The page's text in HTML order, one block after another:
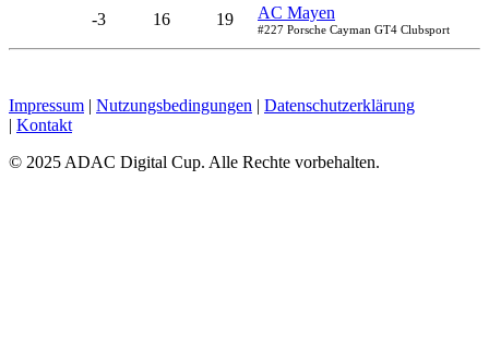
-3 16 19 AC Mayen
#227 Porsche Cayman GT4 Clubsport
Impressum | Nutzungsbedingungen | Datenschutzerklärung
| Kontakt
© 2025 ADAC Digital Cup. Alle Rechte vorbehalten.